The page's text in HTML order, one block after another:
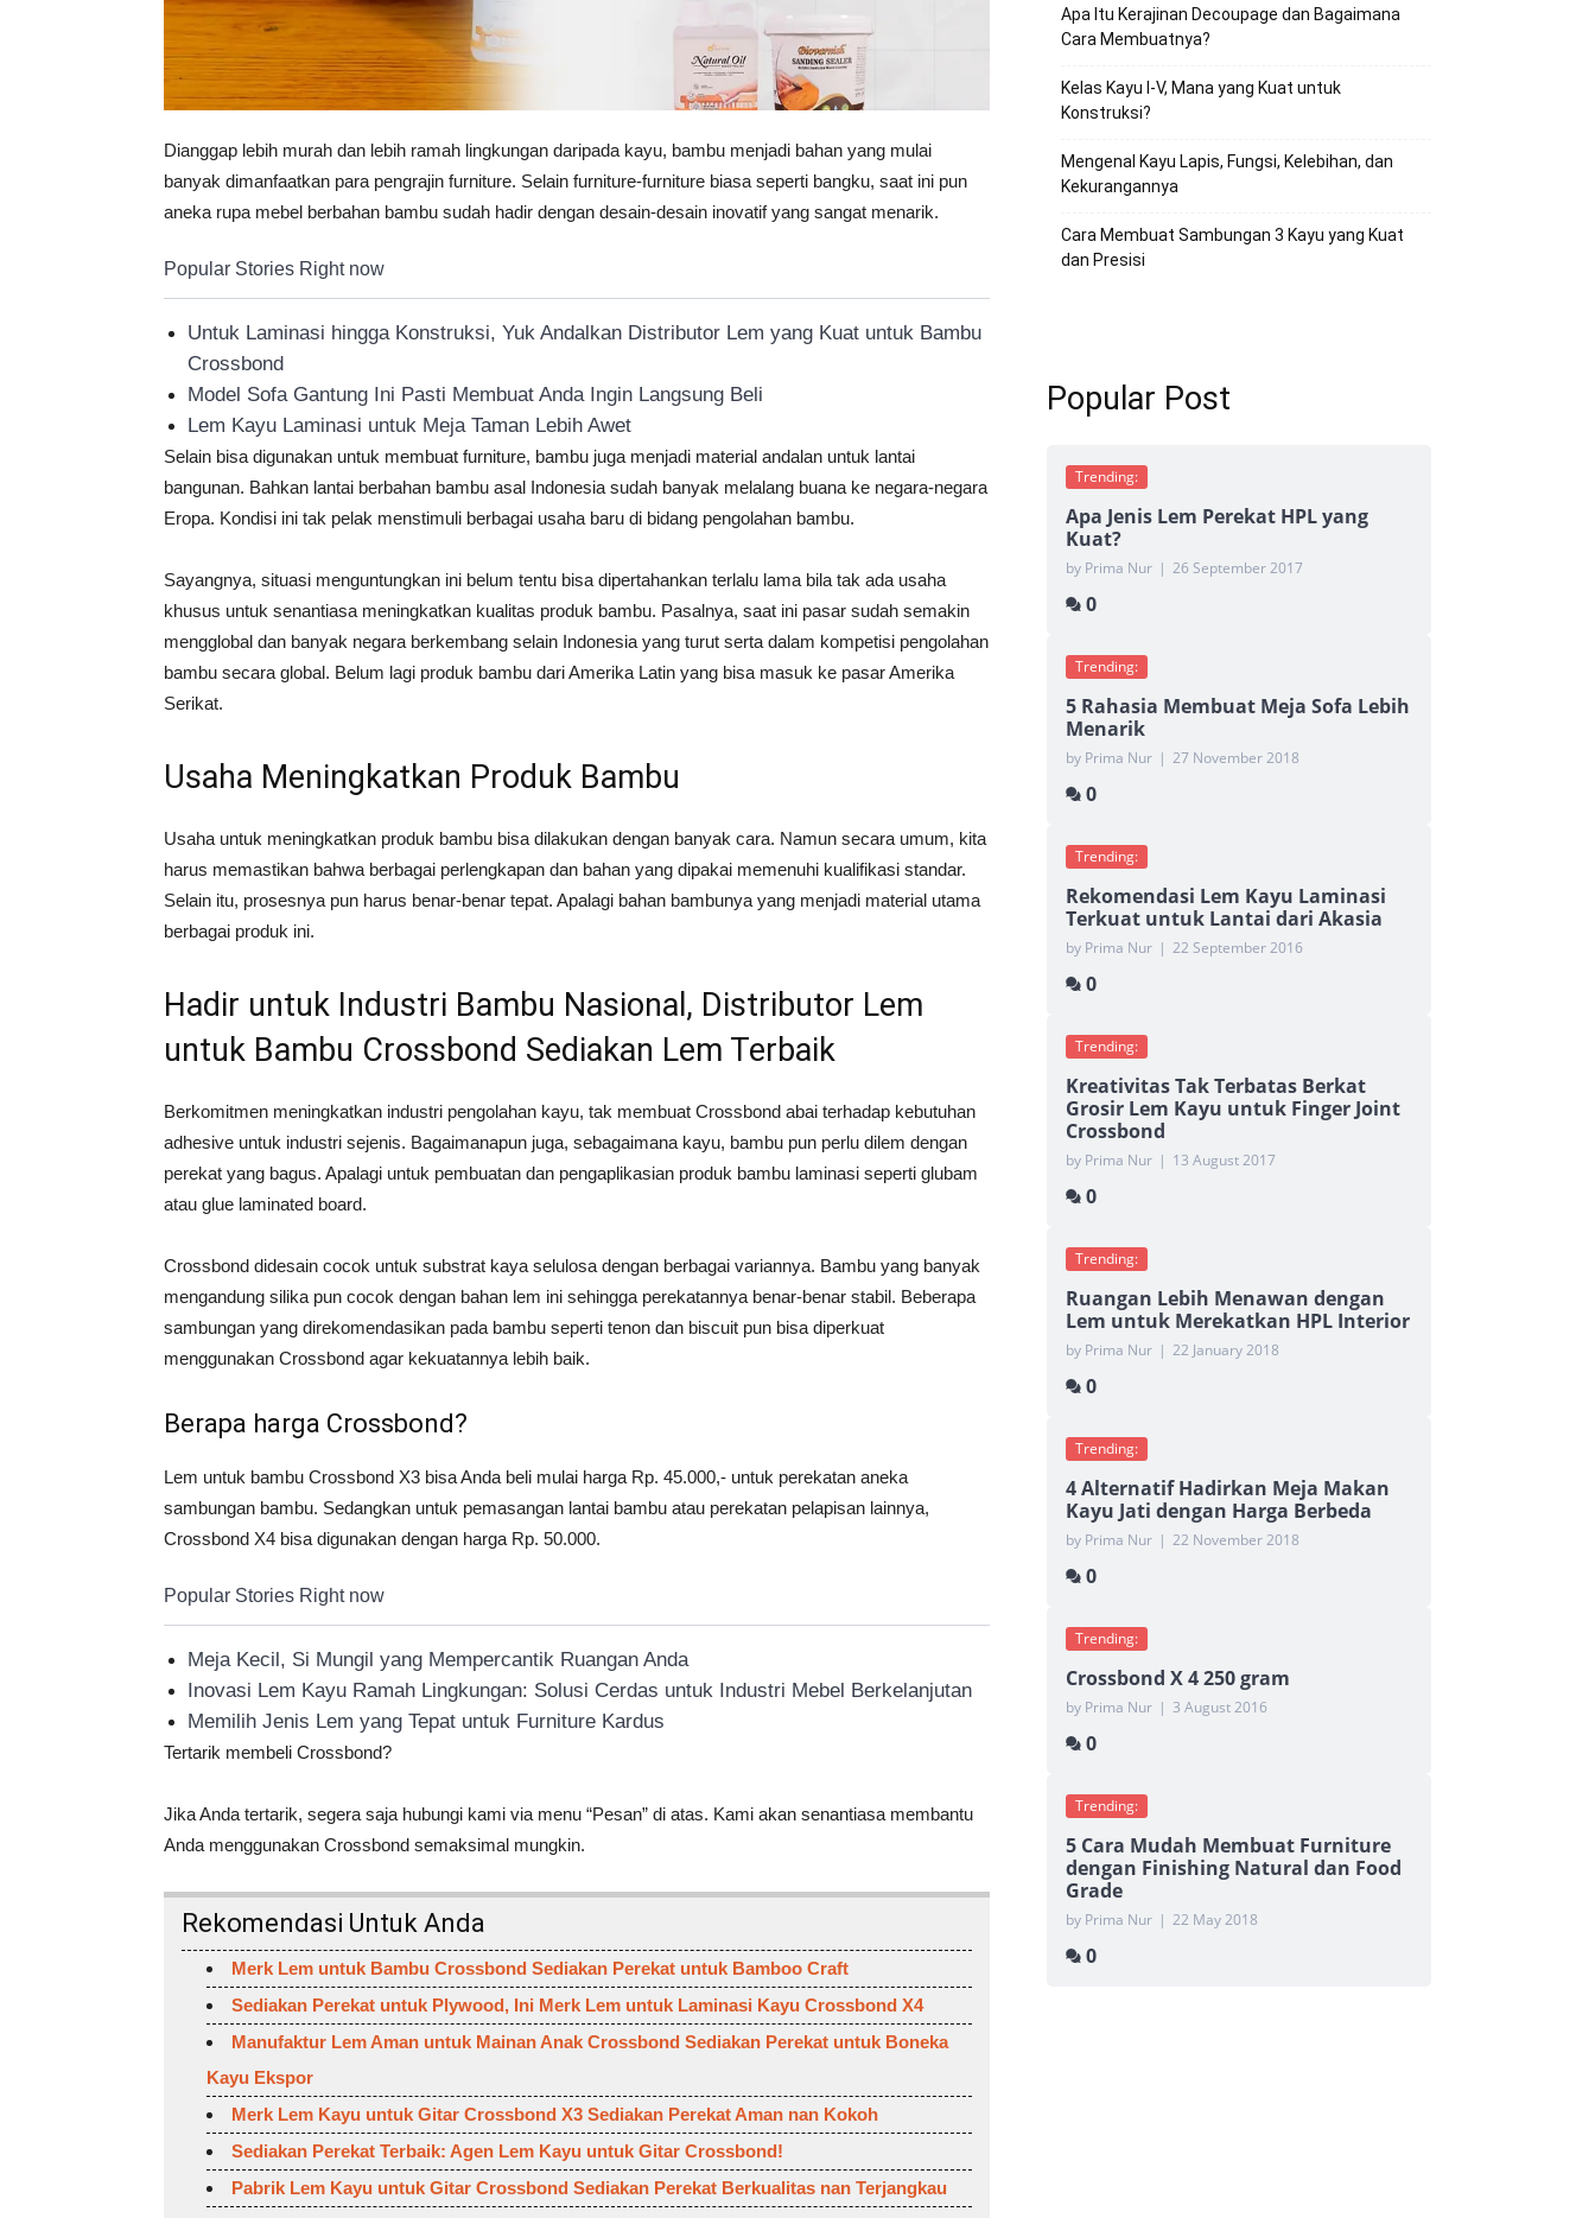
Dianggap lebih murah dan lebih ramah lingkungan daripada kayu, bambu menjadi bahan yang mulai
banyak dimanfaatkan para pengrajin furniture. Selain furniture-furniture biasa seperti bangku, saat ini pun
aneka rupa mebel berbahan bambu sudah hadir dengan desain-desain inovatif yang sangat menarik.
Popular Stories Right now
Untuk Laminasi hingga Konstruksi, Yuk Andalkan Distributor Lem yang Kuat untuk Bambu
Crossbond
Model Sofa Gantung Ini Pasti Membuat Anda Ingin Langsung Beli
Lem Kayu Laminasi untuk Meja Taman Lebih Awet
Selain bisa digunakan untuk membuat furniture, bambu juga menjadi material andalan untuk lantai
bangunan. Bahkan lantai berbahan bambu asal Indonesia sudah banyak melalang buana ke negara-negara
Eropa. Kondisi ini tak pelak menstimuli berbagai usaha baru di bidang pengolahan bambu.
Sayangnya, situasi menguntungkan ini belum tentu bisa dipertahankan terlalu lama bila tak ada usaha
khusus untuk senantiasa meningkatkan kualitas produk bambu. Pasalnya, saat ini pasar sudah semakin
mengglobal dan banyak negara berkembang selain Indonesia yang turut serta dalam kompetisi pengolahan
bambu secara global. Belum lagi produk bambu dari Amerika Latin yang bisa masuk ke pasar Amerika
Serikat.
Usaha Meningkatkan Produk Bambu
Usaha untuk meningkatkan produk bambu bisa dilakukan dengan banyak cara. Namun secara umum, kita
harus memastikan bahwa berbagai perlengkapan dan bahan yang dipakai memenuhi kualifikasi standar.
Selain itu, prosesnya pun harus benar-benar tepat. Apalagi bahan bambunya yang menjadi material utama
berbagai produk ini.
Hadir untuk Industri Bambu Nasional, Distributor Lem
untuk Bambu Crossbond Sediakan Lem Terbaik
Berkomitmen meningkatkan industri pengolahan kayu, tak membuat Crossbond abai terhadap kebutuhan
adhesive untuk industri sejenis. Bagaimanapun juga, sebagaimana kayu, bambu pun perlu dilem dengan
perekat yang bagus. Apalagi untuk pembuatan dan pengaplikasian produk bambu laminasi seperti glubam
atau glue laminated board.
Crossbond didesain cocok untuk substrat kaya selulosa dengan berbagai variannya. Bambu yang banyak
mengandung silika pun cocok dengan bahan lem ini sehingga perekatannya benar-benar stabil. Beberapa
sambungan yang direkomendasikan pada bambu seperti tenon dan biscuit pun bisa diperkuat
menggunakan Crossbond agar kekuatannya lebih baik.
Berapa harga Crossbond?
Lem untuk bambu Crossbond X3 bisa Anda beli mulai harga Rp. 45.000,- untuk perekatan aneka
sambungan bambu. Sedangkan untuk pemasangan lantai bambu atau perekatan pelapisan lainnya,
Crossbond X4 bisa digunakan dengan harga Rp. 50.000.
Popular Stories Right now
Meja Kecil, Si Mungil yang Mempercantik Ruangan Anda
Inovasi Lem Kayu Ramah Lingkungan: Solusi Cerdas untuk Industri Mebel Berkelanjutan
Memilih Jenis Lem yang Tepat untuk Furniture Kardus
Tertarik membeli Crossbond?
Jika Anda tertarik, segera saja hubungi kami via menu “Pesan” di atas. Kami akan senantiasa membantu
Anda menggunakan Crossbond semaksimal mungkin.
Rekomendasi Untuk Anda
Merk Lem untuk Bambu Crossbond Sediakan Perekat untuk Bamboo Craft
Sediakan Perekat untuk Plywood, Ini Merk Lem untuk Laminasi Kayu Crossbond X4
Manufaktur Lem Aman untuk Mainan Anak Crossbond Sediakan Perekat untuk Boneka
Kayu Ekspor
Merk Lem Kayu untuk Gitar Crossbond X3 Sediakan Perekat Aman nan Kokoh
Sediakan Perekat Terbaik: Agen Lem Kayu untuk Gitar Crossbond!
Pabrik Lem Kayu untuk Gitar Crossbond Sediakan Perekat Berkualitas nan Terjangkau
Apa Itu Kerajinan Decoupage dan Bagaimana
Cara Membuatnya?
Kelas Kayu I-V, Mana yang Kuat untuk
Konstruksi?
Mengenal Kayu Lapis, Fungsi, Kelebihan, dan
Kekurangannya
Cara Membuat Sambungan 3 Kayu yang Kuat
dan Presisi
Popular Post
Trending:
Apa Jenis Lem Perekat HPL yang
Kuat?
by Prima Nur | 26 September 2017
0
Trending:
5 Rahasia Membuat Meja Sofa Lebih
Menarik
by Prima Nur | 27 November 2018
0
Trending:
Rekomendasi Lem Kayu Laminasi
Terkuat untuk Lantai dari Akasia
by Prima Nur | 22 September 2016
0
Trending:
Kreativitas Tak Terbatas Berkat
Grosir Lem Kayu untuk Finger Joint
Crossbond
by Prima Nur | 13 August 2017
0
Trending:
Ruangan Lebih Menawan dengan
Lem untuk Merekatkan HPL Interior
by Prima Nur | 22 January 2018
0
Trending:
4 Alternatif Hadirkan Meja Makan
Kayu Jati dengan Harga Berbeda
by Prima Nur | 22 November 2018
0
Trending:
Crossbond X 4 250 gram
by Prima Nur | 3 August 2016
0
Trending:
5 Cara Mudah Membuat Furniture
dengan Finishing Natural dan Food
Grade
by Prima Nur | 22 May 2018
0